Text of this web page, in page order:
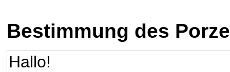
Bestimmung des
Hallo!